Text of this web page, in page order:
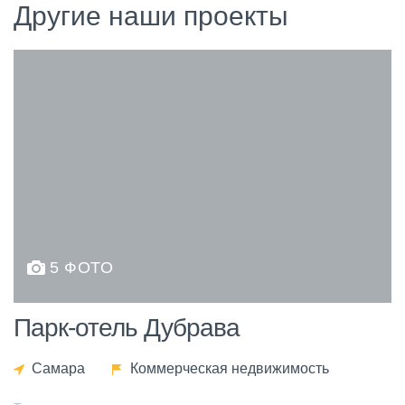
Другие наши проекты
5 ФОТО
Парк-отель Дубрава
Самара Коммерческая недвижимость